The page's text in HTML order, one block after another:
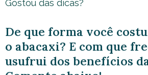
Gostou das dicas?
De que forma você
o abacaxi? E com que
usufrui dos benefícios